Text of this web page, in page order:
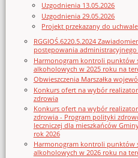
Uzgodnienia 13.05.2026
Uzgodnienia 29.05.2026
Projekt przekazany do
RGGIOŚ.6220.5.2024
postępowania
Harmonogram kontroli punktów
alkoholowych w 2025 roku na
Obwieszczenia Marszałka
Konkurs ofert na wybór
zdrowia
Konkurs ofert na wybór
zdrowia - Program polityki
leczniczej dla mieszkańców
rok 2026
Harmonogram kontroli punktów
alkoholowych w 2026 roku na